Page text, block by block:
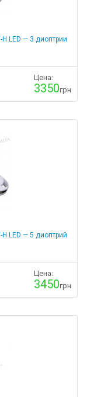
LED — 3 диоптрии
Цена:
3350грн
LED — 5 диоптрий
Цена:
3450грн